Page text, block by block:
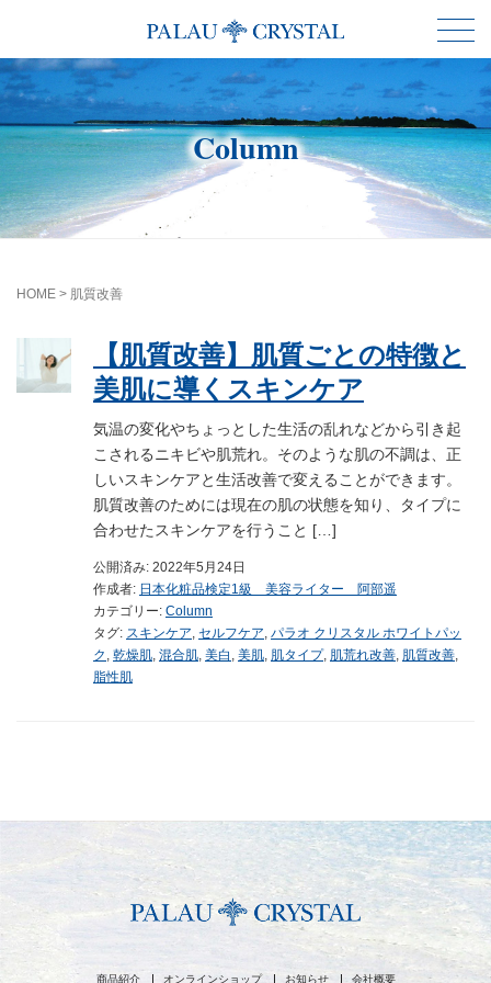
Column
HOME > 肌質改善
【肌質改善】肌質ごとの特徴と
美肌に導くスキンケア
気温の変化やちょっとした生活の乱れなどから引き起
こされるニキビや肌荒れ。そのような肌の不調は、正
しいスキンケアと生活改善で変えることができます。
肌質改善のためには現在の肌の状態を知り、タイプに
合わせたスキンケアを行うこと […]
公開済み: 2022年5月24日
作成者: 日本化粧品検定1級 美容ライター 阿部遥
カテゴリー: Column
タグ: スキンケア セルフケア パラオ クリスタル ホワイトパッ
ク 乾燥肌 混合肌 美白 美肌 肌タイプ, 肌荒れ改善 肌質改善
脂性肌
商品紹介 オンラインショップ お知らせ 会社概要